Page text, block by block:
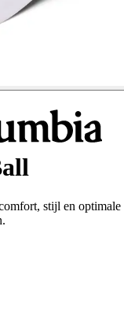
stijl en optimale